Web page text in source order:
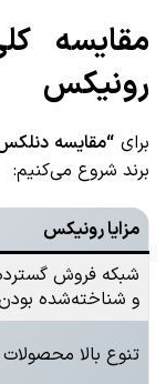
مقایسه
رونیکس
برای “مقایسه
برند شروع می‌کنیم:
مزایا رونیکس
شبکه فروش
و شناخته‌شده
تنوع بالا محصولات